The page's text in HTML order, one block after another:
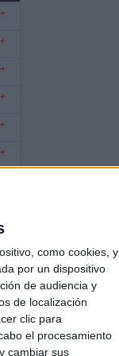
como cookies, y
por un dispositivo
de audiencia y
de localización
clic para
el procesamiento
cambiar sus